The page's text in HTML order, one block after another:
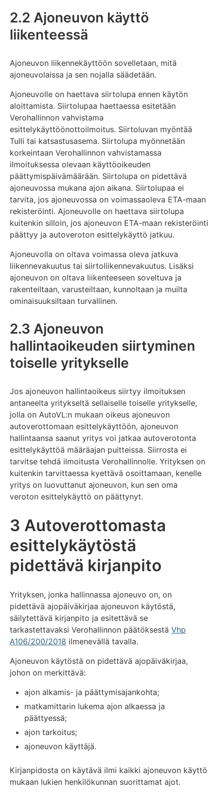
2.2 Ajoneuvon käyttö
liikenteessä
Ajoneuvon liikennekäyttöön sovelletaan, mitä
ajoneuvolaissa ja sen nojalla säädetään.
Ajoneuvolle on haettava siirtolupa ennen käytön
aloittamista. Siirtolupaa haettaessa esitetään
Verohallinnon vahvistama
esittelykäyttöönottoilmoitus. Siirtoluvan myöntää
Tulli tai katsastusasema. Siirtolupa myönnetään
korkeintaan Verohallinnon vahvistamassa
ilmoituksessa olevaan käyttöoikeuden
päättymispäivämäärään. Siirtolupa on pidettävä
ajoneuvossa mukana ajon aikana. Siirtolupaa ei
tarvita, jos ajoneuvossa on voimassaoleva ETA-maan
rekisteröinti. Ajoneuvolle on haettava siirtolupa
kuitenkin silloin, jos ajoneuvon ETA-maan rekisteröinti
päättyy ja autoveroton esittelykäyttö jatkuu.
Ajoneuvolla on oltava voimassa oleva jatkuva
liikennevakuutus tai siirtoliikennevakuutus. Lisäksi
ajoneuvon on oltava liikenteeseen soveltuva ja
rakenteiltaan, varusteiltaan, kunnoltaan ja muilta
ominaisuuksiltaan turvallinen.
2.3 Ajoneuvon
hallintaoikeuden siirtyminen
toiselle yritykselle
Jos ajoneuvon hallintaoikeus siirtyy ilmoituksen
antaneelta yritykseltä sellaiselle toiselle yritykselle,
jolla on AutoVL:n mukaan oikeus ajoneuvon
autoverottomaan esittelykäyttöön, ajoneuvon
hallintaansa saanut yritys voi jatkaa autoverotonta
esittelykäyttöä määräajan puitteissa. Siirrosta ei
tarvitse tehdä ilmoitusta Verohallinnolle. Yrityksen on
kuitenkin tarvittaessa kyettävä osoittamaan, kenelle
yritys on luovuttanut ajoneuvon, kun sen oma
veroton esittelykäyttö on päättynyt.
3 Autoverottomasta
esittelykäytöstä
pidettävä kirjanpito
Yrityksen, jonka hallinnassa ajoneuvo on, on
pidettävä ajopäiväkirjaa ajoneuvon käytöstä,
säilytettävä kirjanpito ja esitettävä se
tarkastettavaksi Verohallinnon päätöksestä Vhp
A106/200/2018 ilmenevällä tavalla.
Ajoneuvon käytöstä on pidettävä ajopäiväkirjaa,
johon on merkittävä:
ajon alkamis- ja päättymisajankohta;
matkamittarin lukema ajon alkaessa ja
päättyessä;
ajon tarkoitus;
ajoneuvon käyttäjä.
Kirjanpidosta on käytävä ilmi kaikki ajoneuvon käyttö
mukaan lukien henkilökunnan suorittamat ajot.